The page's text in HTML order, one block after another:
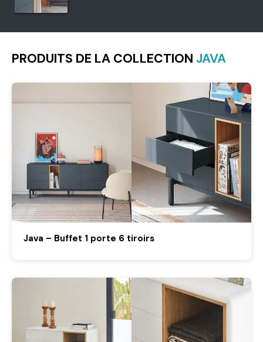
PRODUITS DE LA COLLECTION JAVA
Java – Buffet 1 porte 6 tiroirs